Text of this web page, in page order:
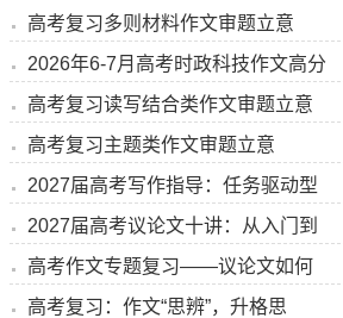
高考复习多则材料作文审题立意
2026年6-7月高考时政科技作文高分
高考复习读写结合类作文审题立意
高考复习主题类作文审题立意
2027届高考写作指导：任务驱动型
2027届高考议论文十讲：从入门到
高考作文专题复习——议论文如何
高考复习：作文“思辨”，升格思